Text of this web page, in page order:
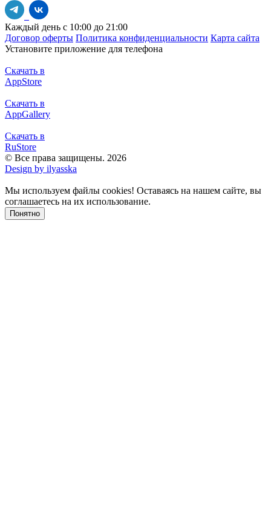
Каждый день с 10:00 до 21:00
Договор оферты Политика конфиденциальности Карта сайта
Установите приложение для телефона
Скачать в
AppStore
Скачать в
AppGallery
Скачать в
RuStore
© Все права защищены. 2026
Design by ilyasska
Мы используем файлы сookies! Оставаясь на нашем сайте, вы
соглашаетесь на их использование.
Понятно